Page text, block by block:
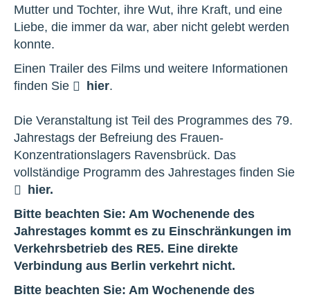
Mutter und Tochter, ihre Wut, ihre Kraft, und eine
Liebe, die immer da war, aber nicht gelebt werden
konnte.
Einen Trailer des Films und weitere Informationen
finden Sie
hier.
Die Veranstaltung ist Teil des Programmes des 79.
Jahrestags der Befreiung des Frauen-
Konzentrationslagers Ravensbrück. Das
vollständige Programm des Jahrestages finden Sie
hier.
Bitte beachten Sie: Am Wochenende des
Jahrestages kommt es zu Einschränkungen im
Verkehrsbetrieb des RE5. Eine direkte
Verbindung aus Berlin verkehrt nicht.
Bitte beachten Sie: Am Wochenende des